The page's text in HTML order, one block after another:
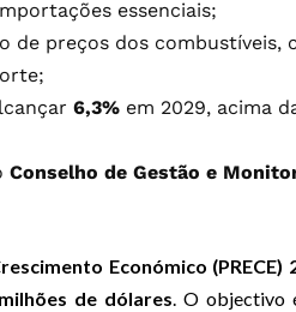
essenciais;
de preços dos combustíveis,
6,3% em 2029, acima
Conselho de Gestão e
Económico (PRECE)
de dólares. O objectivo